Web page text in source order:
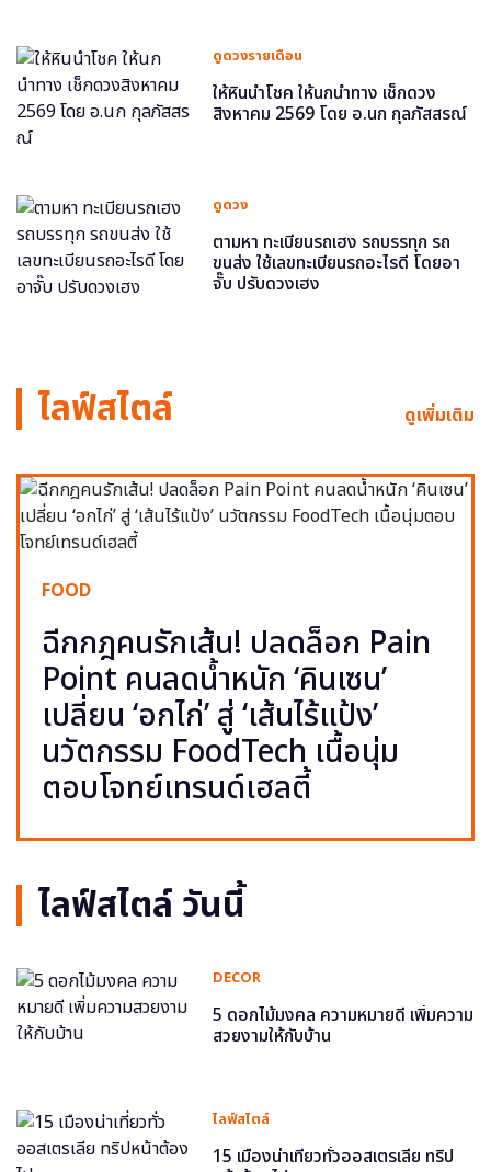
ดูดวงรายเดือน
ให้หินนำโชค ให้นกนำทาง เช็กดวง
สิงหาคม 2569 โดย อ.นก กุลภัสสรณ์
ดูดวง
ตามหา ทะเบียนรถเฮง รถบรรทุก รถ
ขนส่ง ใช้เลขทะเบียนรถอะไรดี โดยอา
จั๊บ ปรับดวงเฮง
ไลฟ์สไตล์ ดูเพิ่มเติม
FOOD
ฉีกกฎคนรักเส้น! ปลดล็อก Pain
Point คนลดน้ำหนัก ‘คินเซน’
เปลี่ยน ‘อกไก่’ สู่ ‘เส้นไร้แป้ง’
นวัตกรรม FoodTech เนื้อนุ่ม
ตอบโจทย์เทรนด์เฮลตี้
ไลฟ์สไตล์ วันนี้
DECOR
5 ดอกไม้มงคล ความหมายดี เพิ่มความ
สวยงามให้กับบ้าน
ไลฟ์สไตล์
15 เมืองน่าเที่ยวทั่วออสเตรเลีย ทริป